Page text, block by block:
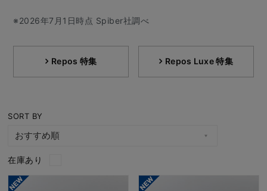
※2026年7月1日時点 Spiber社調べ
Repos 特集 Repos Luxe 特集
SORT BY
在庫あり